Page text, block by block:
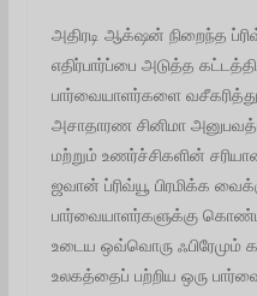
அதிரடி ஆக்‌ஷன் நிறைந்த
எதிர்பார்ப்பை அடுத்த
பார்வையாளர்களை
அசாதாரண சினிமா
மற்றும் உணர்ச்சிகளின்
ஜவான் ப்ரிவ்யூ பிரமிக்க
பார்வையாளர்களுக்கு
உடைய ஒவ்வொரு
உலகத்தைப் பற்றிய ஒரு